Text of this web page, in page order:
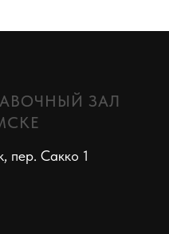
ЗАЛ
пер. Сакко 1